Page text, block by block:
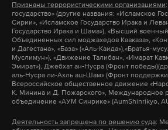
Признаны террористическими организациями
государство» (другие названия: «Исламское
Сирии», «Исламское Государство Ирака и
Государство Ирака и Шама»), «Высший
Объединенных сил моджахедов Кавказа»,
и Дагестана», «База» («Аль-Каида»),«Братья-
Муслимун»), «Движение Талибан», «Имарат
Эмират»), Джебхат ан-Нусра (Фронт
аль-Нусра ли-Ахль аш-Шам» (Фронт
Всероссийское общественное движение
К. Минина и Д. Пожарского», Международное
объединение «АУМ Синрике» (AumShinrikyo,
Деятельность запрещена по решению суда: